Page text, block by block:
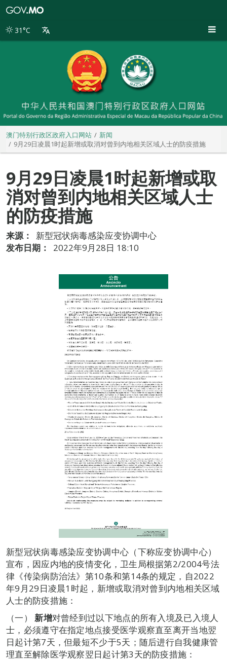
别
31°C
澳门特别行政区政府入口网站
新闻
9月29日凌晨1时起新增或取消对曾到内地相关区域人士的防疫措施
9月29日凌晨1时起新增或取
消对曾到内地相关区域人士
的防疫措施
来源：
新型冠状病毒感染应变协调中心
发布日期：
2022年9月28日 18:10
新型冠状病毒感染应变协调中心（下称应变协调中心）
宣布，因应内地的疫情变化，卫生局根据第2/2004号法
律《传染病防治法》第10条和第14条的规定，自2022
年9月29日凌晨1时起，新增或取消对曾到内地相关区域
人士的防疫措施：
（一）新增对曾经到过以下地点的所有入境及已入境人
士，必须遵守在指定地点接受医学观察直至离开当地翌
日起计第7天，但最短不少于5天；随后进行自我健康管
理直至解除医学观察翌日起计第3天的防疫措施：